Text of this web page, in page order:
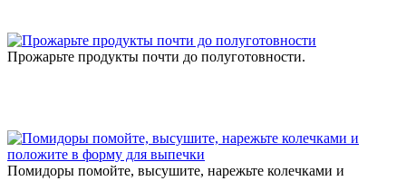
Прожарьте продукты почти до полуготовности.
Помидоры помойте, высушите, нарежьте колечками и